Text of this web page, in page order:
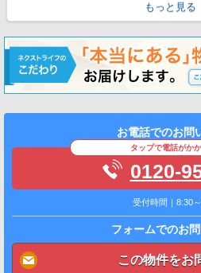
もっと見る
お電話でのお問
タップで電話がか
0120-
受付時間｜8:30
フォームでのお
この物件をお